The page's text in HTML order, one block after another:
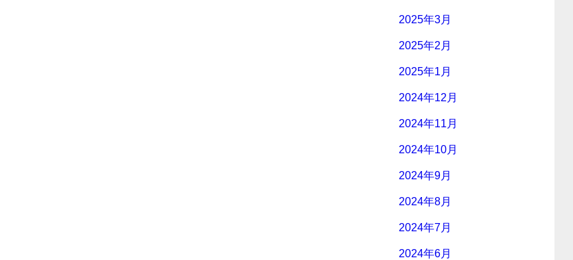
2025年3月
2025年2月
2025年1月
2024年12月
2024年11月
2024年10月
2024年9月
2024年8月
2024年7月
2024年6月